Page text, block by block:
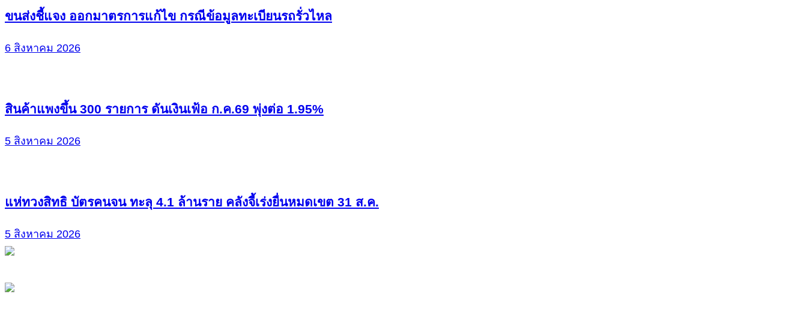
ขนส่งชี้แจง ออกมาตรการแก้ไข กรณีข้อมูลทะเบียนรถรั่วไหล
6 สิงหาคม 2026
สินค้าแพงขึ้น 300 รายการ ดันเงินเฟ้อ ก.ค.69 พุ่งต่อ 1.95%
5 สิงหาคม 2026
แห่ทวงสิทธิ บัตรคนจน ทะลุ 4.1 ล้านราย คลังจี้เร่งยื่นหมดเขต 31 ส.ค.
5 สิงหาคม 2026